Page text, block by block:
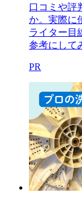
口コミや評
か。実際に
ライター目
参考にして
PR